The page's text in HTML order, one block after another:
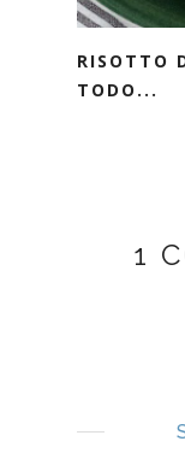
RISOTTO
TODO...
1